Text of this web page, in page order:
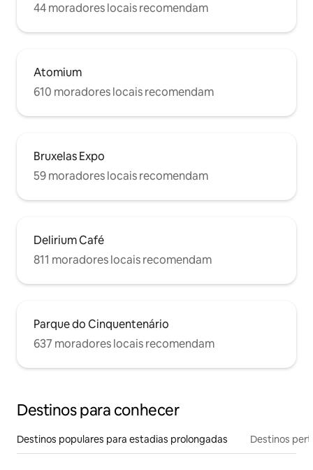
44 moradores locais recomendam
Atomium
610 moradores locais recomendam
Bruxelas Expo
59 moradores locais recomendam
Delirium Café
811 moradores locais recomendam
Parque do Cinquentenário
637 moradores locais recomendam
Destinos para conhecer
Destinos populares para estadias prolongadas Destinos